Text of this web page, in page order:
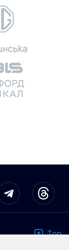
Top